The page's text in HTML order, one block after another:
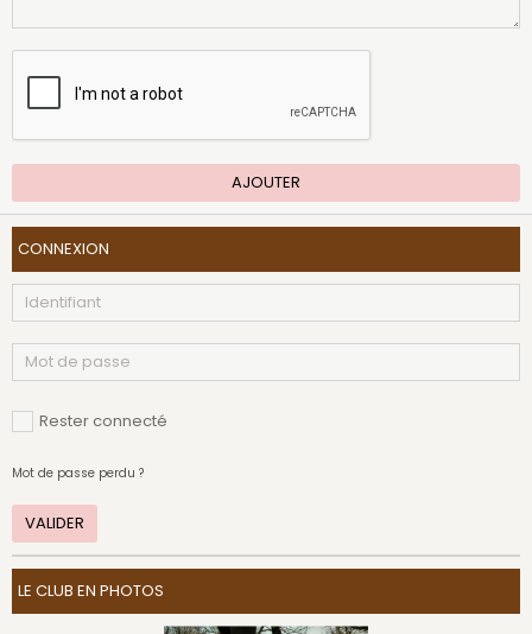
AJOUTER
CONNEXION
Rester connecté
Mot de passe perdu ?
VALIDER
LE CLUB EN PHOTOS